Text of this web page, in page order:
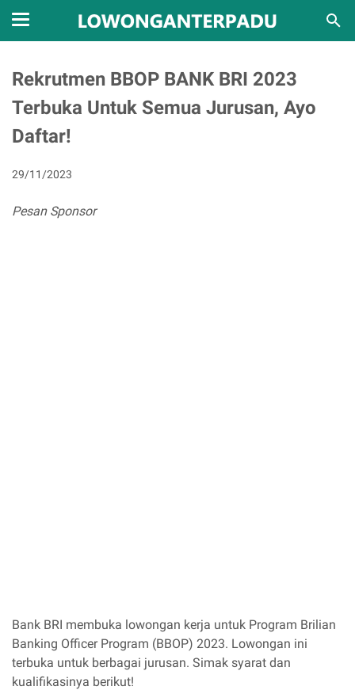
Rekrutmen BBOP BANK BRI 2023
Terbuka Untuk Semua Jurusan, Ayo
Daftar!
29/11/2023
Pesan Sponsor
Bank BRI membuka lowongan kerja untuk Program Brilian
Banking Officer Program (BBOP) 2023. Lowongan ini
terbuka untuk berbagai jurusan. Simak syarat dan
kualifikasinya berikut!